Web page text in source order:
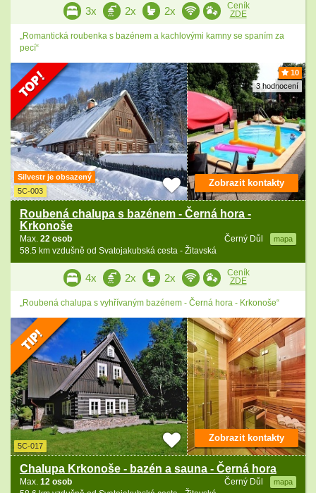
3x 2x 2x
Ceník
ZDE
„Romantická roubenka s bazénem a kachlovými kamny se spaním za
pecí“
10
3 hodnocení
Silvestr je obsazený
5C-003
Roubená chalupa s bazénem - Černá hora -
Krkonoše
Černý Důl mapa
Max. 22 osob
58.5 km vzdušně od Svatojakubská cesta - Žitavská
Zobrazit kontakty
4x 2x 2x
Ceník
ZDE
„Roubená chalupa s vyhřívaným bazénem - Černá hora - Krkonoše“
5C-017
Chalupa Krkonoše - bazén a sauna - Černá hora
Černý Důl mapa
Max. 12 osob
Zobrazit kontakty